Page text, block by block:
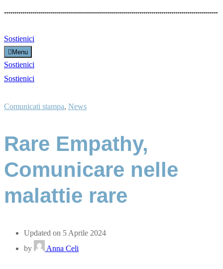
Sostienici
Menu
Sostienici
Sostienici
Comunicati stampa, News
Rare Empathy,
Comunicare nelle
malattie rare
Updated on 5 Aprile 2024
by
Anna Celi